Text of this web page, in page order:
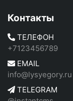
Контакты
ТЕЛЕФОН
+7123456789
EMAIL
info@lysyegory.ru
TELEGRAM